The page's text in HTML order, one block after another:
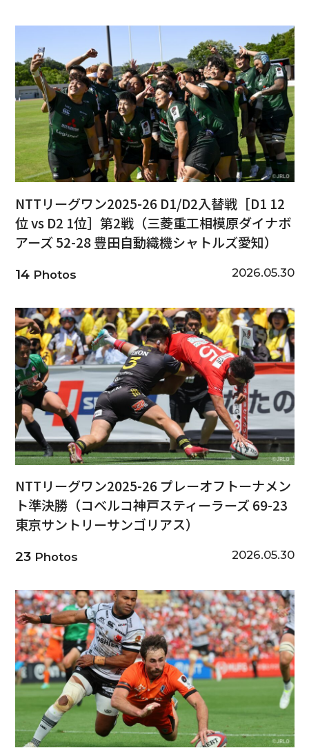
NTTリーグワン2025-26 D1/D2入替戦［D1 12
位 vs D2 1位］第2戦（三菱重工相模原ダイナボ
アーズ 52-28 豊田自動織機シャトルズ愛知）
14Photos 2026.05.30
NTTリーグワン2025-26 プレーオフトーナメン
ト準決勝（コベルコ神戸スティーラーズ 69-23
東京サントリーサンゴリアス）
23Photos 2026.05.30